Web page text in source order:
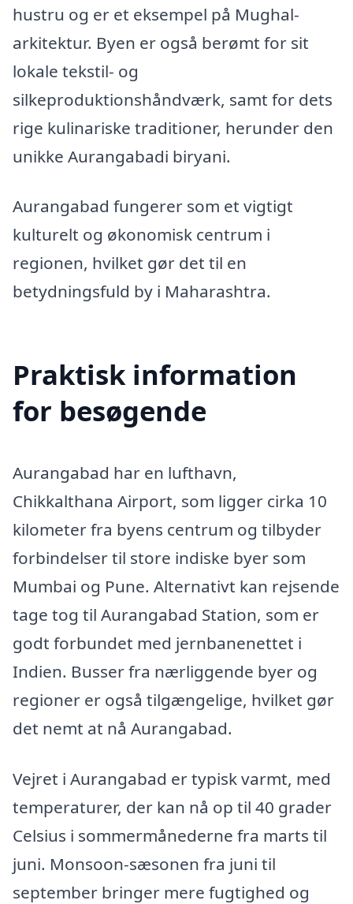
hustru og er et eksempel på Mughal-
arkitektur. Byen er også berømt for sit
lokale tekstil- og
silkeproduktionshåndværk, samt for dets
rige kulinariske traditioner, herunder den
unikke Aurangabadi biryani.
Aurangabad fungerer som et vigtigt
kulturelt og økonomisk centrum i
regionen, hvilket gør det til en
betydningsfuld by i Maharashtra.
Praktisk information
for besøgende
Aurangabad har en lufthavn,
Chikkalthana Airport, som ligger cirka 10
kilometer fra byens centrum og tilbyder
forbindelser til store indiske byer som
Mumbai og Pune. Alternativt kan rejsende
tage tog til Aurangabad Station, som er
godt forbundet med jernbanenettet i
Indien. Busser fra nærliggende byer og
regioner er også tilgængelige, hvilket gør
det nemt at nå Aurangabad.
Vejret i Aurangabad er typisk varmt, med
temperaturer, der kan nå op til 40 grader
Celsius i sommermånederne fra marts til
juni. Monsoon-sæsonen fra juni til
september bringer mere fugtighed og